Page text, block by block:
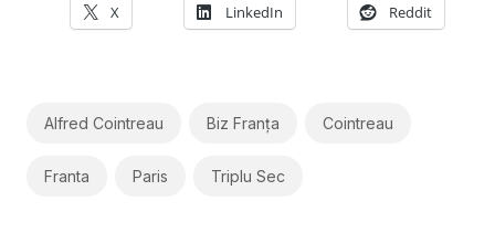
X LinkedIn Reddit
Alfred Cointreau Biz Franța Cointreau
Franta Paris Triplu Sec